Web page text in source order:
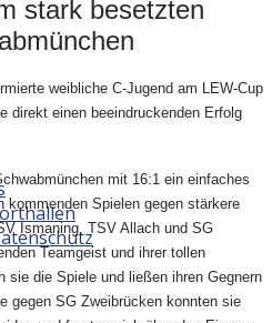
stark besetzten
weibliche C-Jugend am LEW-Cup
direkt einen beeindruckenden Erfolg
mit 16:1 ein einfaches
kommenden Spielen gegen stärkere
Ismaning, TSV Allach und SG
Teamgeist und ihrer tollen
sie die Spiele und ließen ihren Gegnern
gegen SG Zweibrücken konnten sie